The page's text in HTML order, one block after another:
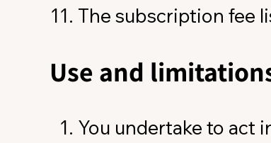
The subscription fee
Use and
You undertake to act